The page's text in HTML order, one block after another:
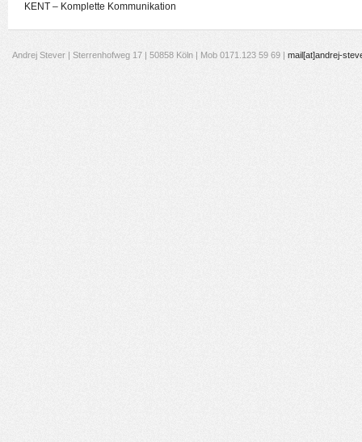
KENT – Komplette Kommunikation
Andrej Stever | Sterrenhofweg 17 | 50858 Köln | Mob 0171.123 59 69 | mail[at]andrej-